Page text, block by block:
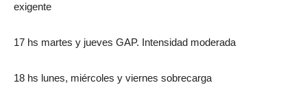
exigente
17 hs martes y jueves GAP. Intensidad moderada
18 hs lunes, miércoles y viernes sobrecarga